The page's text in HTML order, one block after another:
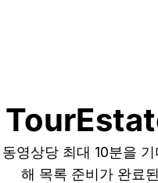
동영상당 최대 10분을
해 목록 준비가 완료